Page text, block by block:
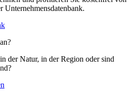
Unternehmensdatenbank.
der Natur, in der Region oder sind